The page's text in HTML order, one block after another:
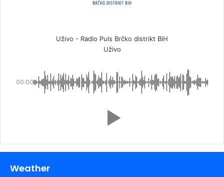
Uživo - Radio Puls Brčko distrikt BiH
Uživo
00:00
Weather